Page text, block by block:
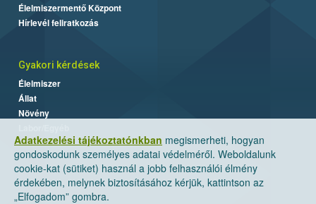
Adatkezelési tájékoztatónkban megismerheti, hogyan
gondoskodunk személyes adatai védelméről. Weboldalunk
cookie-kat (sütiket) használ a jobb felhasználói élmény
érdekében, melynek biztosításához kérjük, kattintson az
„Elfogadom” gombra.
Élelmiszermentő Központ
Hírlevél feliratkozás
Gyakori kérdések
Élelmiszer
Állat
Növény